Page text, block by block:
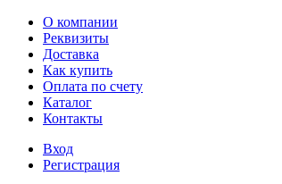
О компании
Реквизиты
Доставка
Как купить
Оплата по счету
Каталог
Контакты
Вход
Регистрация